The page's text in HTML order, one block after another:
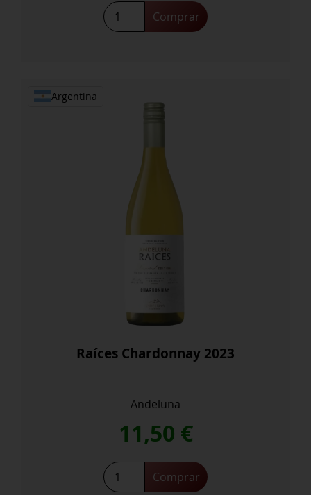
Gritos
Malbec
Comprar
Argentina
Raíces Chardonnay 2023
Andeluna
11,50 €
Raíces
Chardonnay
Comprar